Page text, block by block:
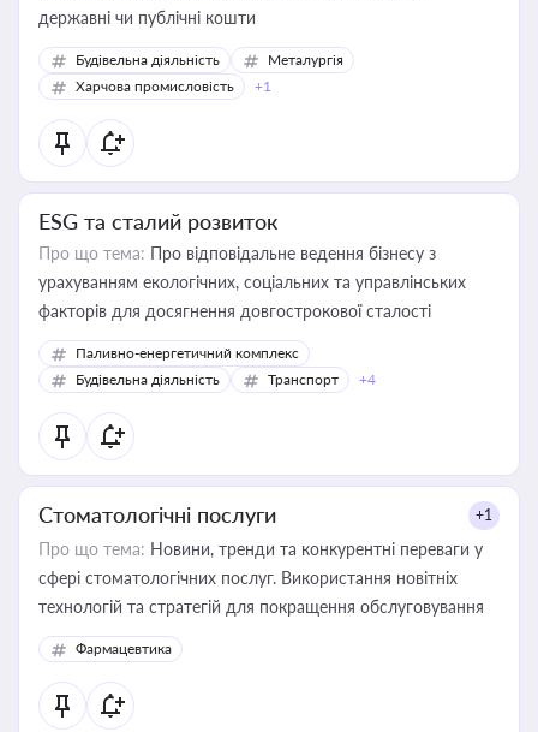
державні чи публічні кошти
Будівельна діяльність
Металургія
Харчова промисловість
+1
ESG та сталий розвиток
Про що тема: Про відповідальне ведення бізнесу з
урахуванням екологічних, соціальних та управлінських
факторів для досягнення довгострокової сталості
Паливно-енергетичний комплекс
Будівельна діяльність
Транспорт +4
Стоматологічні послуги +1
Про що тема: Новини, тренди та конкурентні переваги у
сфері стоматологічних послуг. Використання новітніх
технологій та стратегій для покращення обслуговування
Фармацевтика